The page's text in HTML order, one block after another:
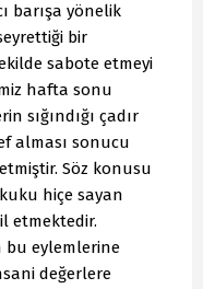
barışa yönelik
bir
sabote etmeyi
hafta sonu
sığındığı çadır
alması sonucu
Söz konusu
hiçe sayan
etmektedir.
bu eylemlerine
değerlere